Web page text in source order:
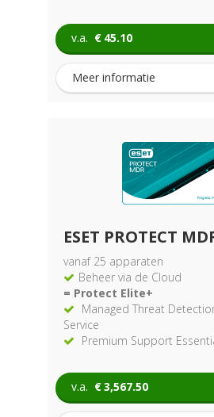
v.a. € 45.10
Meer informatie
ESET PROTECT
vanaf 25 apparaten
Beheer via de Cloud
= Protect Elite+
Managed Threat
Service
Premium Support
v.a. €3,567.50